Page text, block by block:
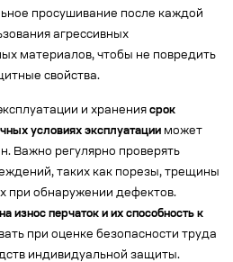
просушивание после каждой
агрессивных
материалов, чтобы не повредить
свойства.
и хранения срок
условиях эксплуатации может
Важно регулярно проверять
таких как порезы, трещины
при обнаружении дефектов.
износ перчаток и их способность к
при оценке безопасности труда
индивидуальной защиты.